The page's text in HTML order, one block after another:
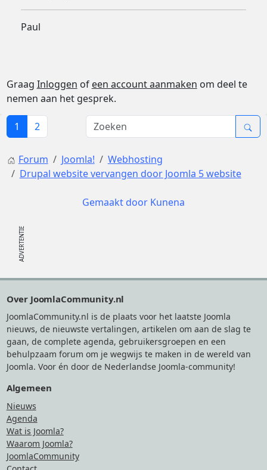
Paul
Graag Inloggen of een account aanmaken om deel te
nemen aan het gesprek.
1 2
Forum Joomla!
Webhosting
Drupal website vervangen door Joomla 5 website
Gemaakt door Kunena
Over JoomlaCommunity.nl
JoomlaCommunity.nl is de plaats voor het laatste Joomla
nieuws, de nieuwste vertalingen, artikelen om aan de slag te
gaan, de complete agenda, gebruikersgroepen en een
behulpzaam forum om je wegwijs te maken in de wereld van
Joomla. Voor én door de Nederlandse Joomla-community!
Algemeen
Nieuws
Agenda
Wat is Joomla?
Waarom Joomla?
JoomlaCommunity